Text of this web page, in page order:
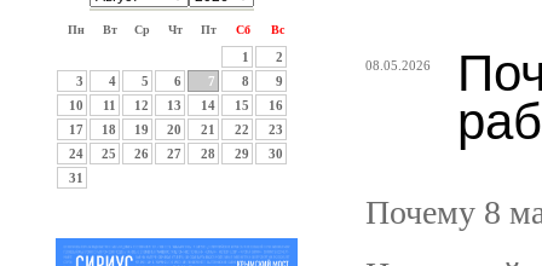
Пн Вт Ср Чт Пт Сб Вс
1
2
3
4 5 6 7 8
9
10
11 12 13 14 15
16
17
18 19 20 21 22
23
24
25 26 27 28 29
30
31
08.05.2026
Почему 8